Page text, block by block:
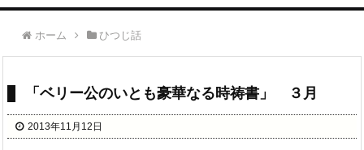
ホーム ひつじ話
「ベリー公のいとも豪華なる時祷書」 ３月
2013年11月12日